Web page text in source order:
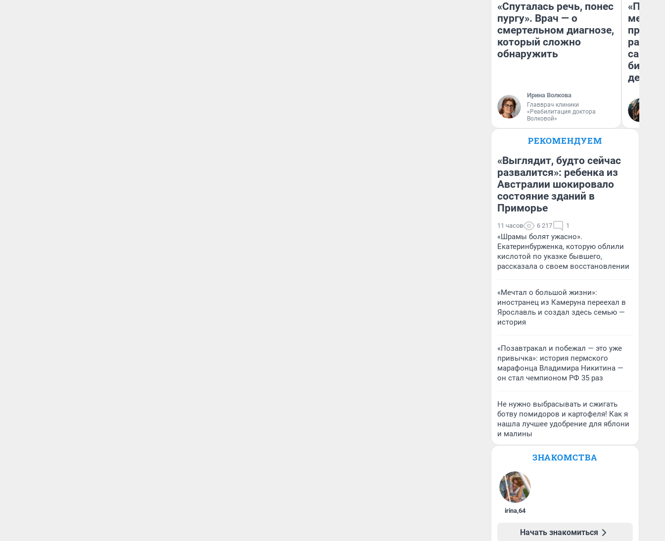
«Спуталась речь, понес
пургу». Врач — о
смертельном диагнозе,
который сложно
обнаружить
Ирина Волкова
Главврач клиники
«Реабилитация доктора
Волковой»
самом
РЕКОМЕНДУЕМ
«Выглядит, будто сейчас
развалится»: ребенка из
Австралии шокировало
состояние зданий в
Приморье
11 часов 6 217 1
«Шрамы болят ужасно».
Екатеринбурженка, которую облили
кислотой по указке бывшего,
рассказала о своем восстановлении
«Мечтал о большой жизни»:
иностранец из Камеруна переехал в
Ярославль и создал здесь семью —
история
«Позавтракал и побежал — это уже
привычка»: история пермского
марафонца Владимира Никитина —
он стал чемпионом РФ 35 раз
Не нужно выбрасывать и сжигать
ботву помидоров и картофеля! Как я
нашла лучшее удобрение для яблони
и малины
ЗНАКОМСТВА
irina,64
Начать знакомиться